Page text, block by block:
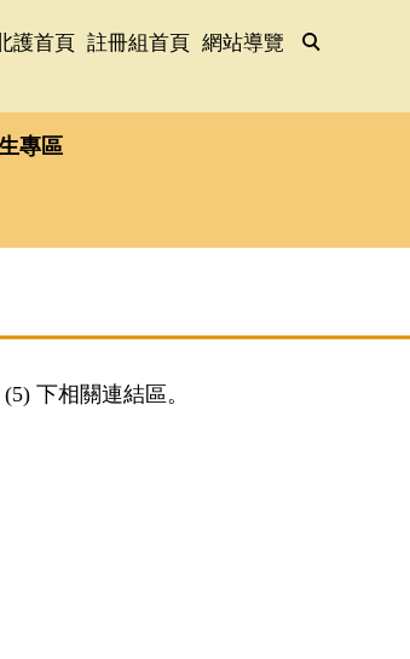
專區
護首頁 註冊組首頁 網站導覽
下相關連結區。